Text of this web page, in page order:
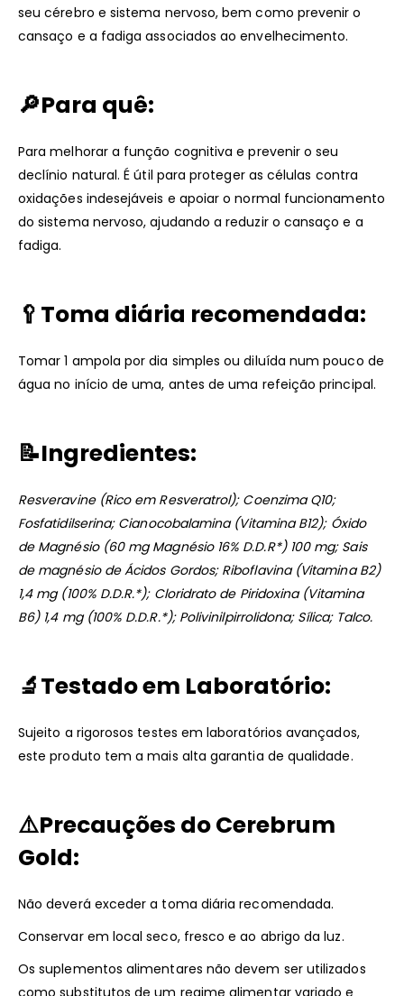
seu cérebro e sistema nervoso, bem como prevenir o
cansaço e a fadiga associados ao envelhecimento.
🔎Para quê:
Para melhorar a função cognitiva e prevenir o seu
declínio natural. É útil para proteger as células contra
oxidações indesejáveis e apoiar o normal funcionamento
do sistema nervoso, ajudando a reduzir o cansaço e a
fadiga.
🥄 Toma diária recomendada:
Tomar 1 ampola por dia simples ou diluída num pouco de
água no início de uma, antes de uma refeição principal.
📝Ingredientes:
Resveravine (Rico em Resveratrol); Coenzima Q10;
Fosfatidilserina; Cianocobalamina (Vitamina B12); Óxido
de Magnésio (60 mg Magnésio 16% D.D.R*) 100 mg; Sais
de magnésio de Ácidos Gordos; Riboflavina (Vitamina B2)
1,4 mg (100% D.D.R.*); Cloridrato de Piridoxina (Vitamina
B6) 1,4 mg (100% D.D.R.*); Polivinilpirrolidona; Sílica; Talco.
🔬Testado em Laboratório:
Sujeito a rigorosos testes em laboratórios avançados,
este produto tem a mais alta garantia de qualidade.
⚠️Precauções do Cerebrum
Gold:
Não deverá exceder a toma diária recomendada.
Conservar em local seco, fresco e ao abrigo da luz.
Os suplementos alimentares não devem ser utilizados